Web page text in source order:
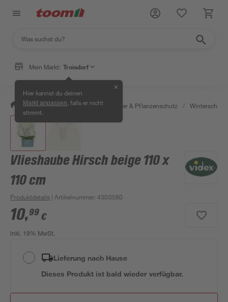
Mein Markt: Troisdorf
Hier kannst du deinen
Markt anpassen , falls er nicht
stimmt.
✕
/ Garten & Freizeit / Erden, Dünger & Pflanzenschutz / Winterschutz
Vlieshaube Hirsch beige 110 x
110 cm
Produktdetails | Artikelnummer:4300580
10,99 €
inkl. 19% MwSt.
Lieferung nach Hause
Dieses Produkt ist bald wieder verfügbar.